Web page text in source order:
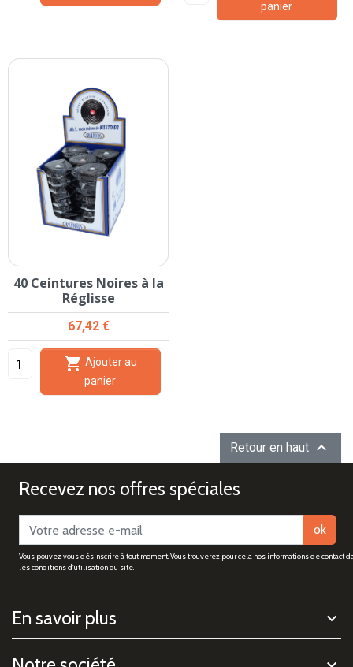
panier
40 Ceintures Noires à la
Réglisse
Prix
67,42 €

panier
Retour en haut 
Recevez nos offres spéciales
ok
Vous pouvez vous désinscrire à tout moment. Vous trouverez pour cela nos informations de contact
les conditions d'utilisation du site.
En savoir plus